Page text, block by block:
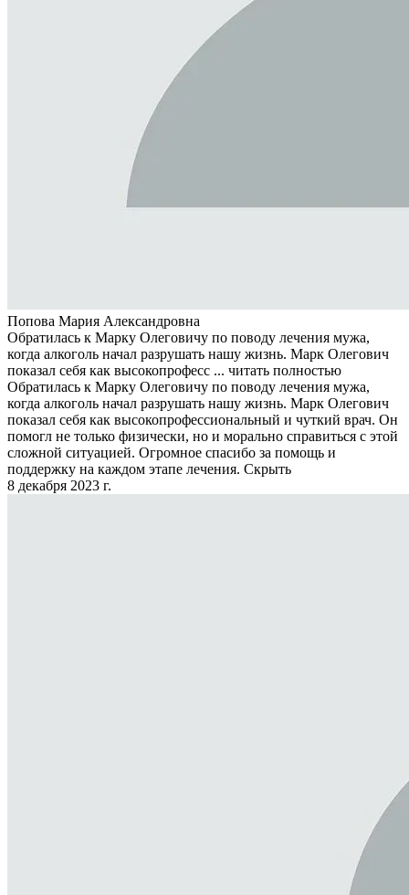
Попова Мария Александровна
Обратилась к Марку Олеговичу по поводу лечения мужа,
когда алкоголь начал разрушать нашу жизнь. Марк Олегович
показал себя как высокопрофесс ... читать полностью
Обратилась к Марку Олеговичу по поводу лечения мужа,
когда алкоголь начал разрушать нашу жизнь. Марк Олегович
показал себя как высокопрофессиональный и чуткий врач. Он
помогл не только физически, но и морально справиться с этой
сложной ситуацией. Огромное спасибо за помощь и
поддержку на каждом этапе лечения. Скрыть
8 декабря 2023 г.